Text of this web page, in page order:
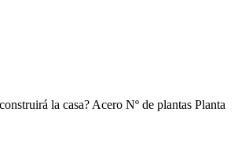
la casa? Acero Nº de plantas Planta